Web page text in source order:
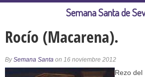
Rocío (Macarena).
BySemana Santa on 16 noviembre 2012
Rezo del
Semana Santa de